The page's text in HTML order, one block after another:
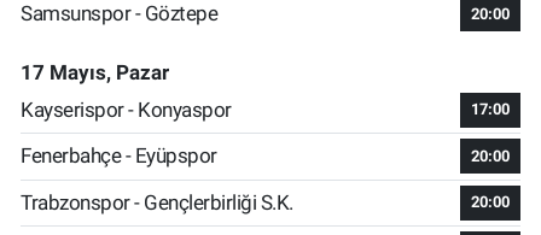
Samsunspor - Göztepe 20:00
17 Mayıs, Pazar
Kayserispor - Konyaspor
17:00
Fenerbahçe - Eyüpspor 20:00
Trabzonspor - Gençlerbirliği S.K. 20:00